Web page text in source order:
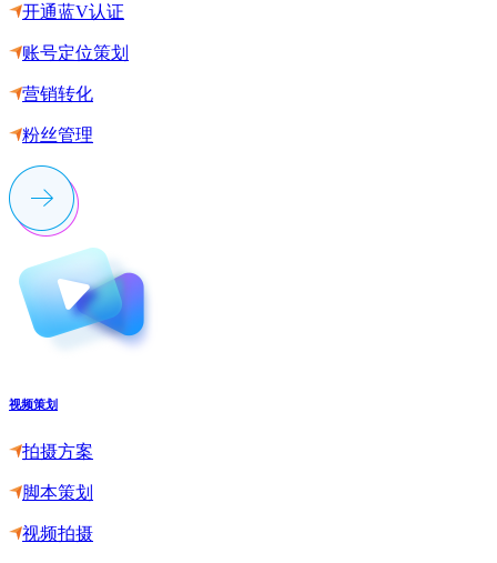
开通蓝V认证
账号定位策划
营销转化
粉丝管理
视频策划
拍摄方案
脚本策划
视频拍摄